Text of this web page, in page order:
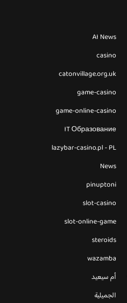
AI News
casino
catonvillage.org.uk
game-casino
game-online-casino
IT Образование
lazybar-casino.pl - PL
News
pinuptoni
slot-casino
slot-online-game
steroids
wazamba
أم سيعيد
الجميلية